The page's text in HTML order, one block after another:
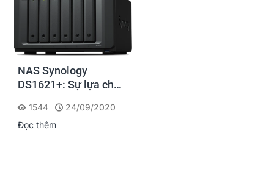
NAS Synology
DS1621+: Sự lựa chọn
quản lý dữ liệu
1544
24/09/2020
Đọc thêm